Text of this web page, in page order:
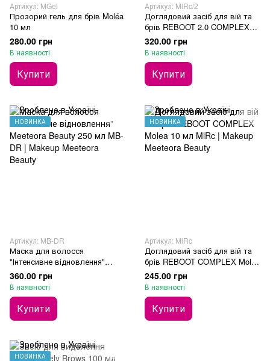
Артикул: MGel
Прозорий гель для брів Moléa
10 мл
280.00 грн
В наявності
Купити
Артикул: MlRc/2
Доглядовий засіб для вій та
брів REBOOT 2.0 COMPLEX
Molea 10 мл
320.00 грн
В наявності
Купити
НОВИНКА
Артикул: MB-DR
Маска для волосся
"Інтенсивне відновлення"
Meeteora Beauty 250 мл
360.00 грн
В наявності
Купити
НОВИНКА
Артикул: MlRc
Доглядовий засіб для вій та
брів REBOOT COMPLEX Molea
10 мл
245.00 грн
В наявності
Купити
НОВИНКА